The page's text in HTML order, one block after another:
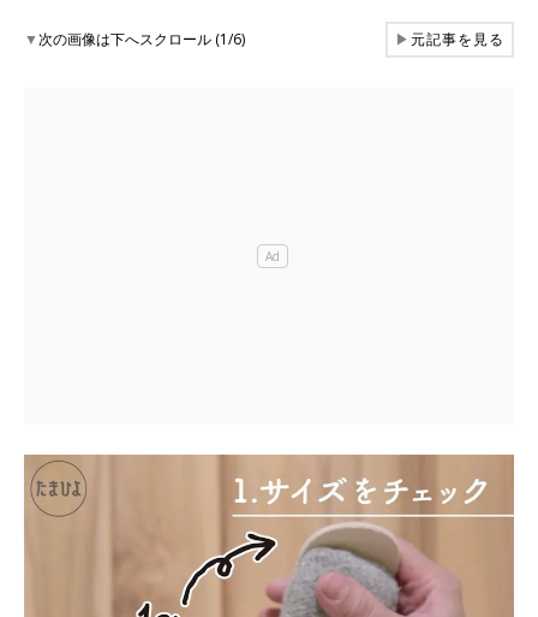
▼次の画像は下へスクロール (1/6) ▶元記事を見る